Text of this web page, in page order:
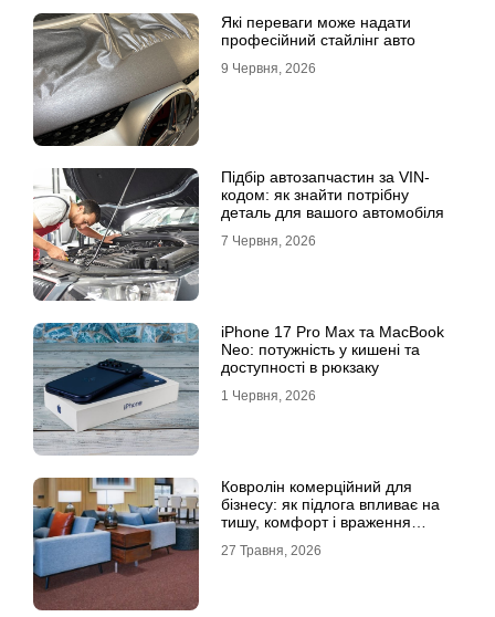
Які переваги може надати
професійний стайлінг авто
9 Червня, 2026
Підбір автозапчастин за VIN-
кодом: як знайти потрібну
деталь для вашого автомобіля
7 Червня, 2026
iPhone 17 Pro Max та MacBook
Neo: потужність у кишені та
доступності в рюкзаку
1 Червня, 2026
Ковролін комерційний для
бізнесу: як підлога впливає на
тишу, комфорт і враження
27 Травня, 2026